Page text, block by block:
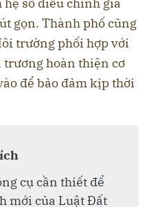
số điều chỉnh giá
gọn. Thành phố cũng
trường phối hợp với
hoàn thiện cơ
để bảo đảm kịp thời
cụ cần thiết để
mới của Luật Đất